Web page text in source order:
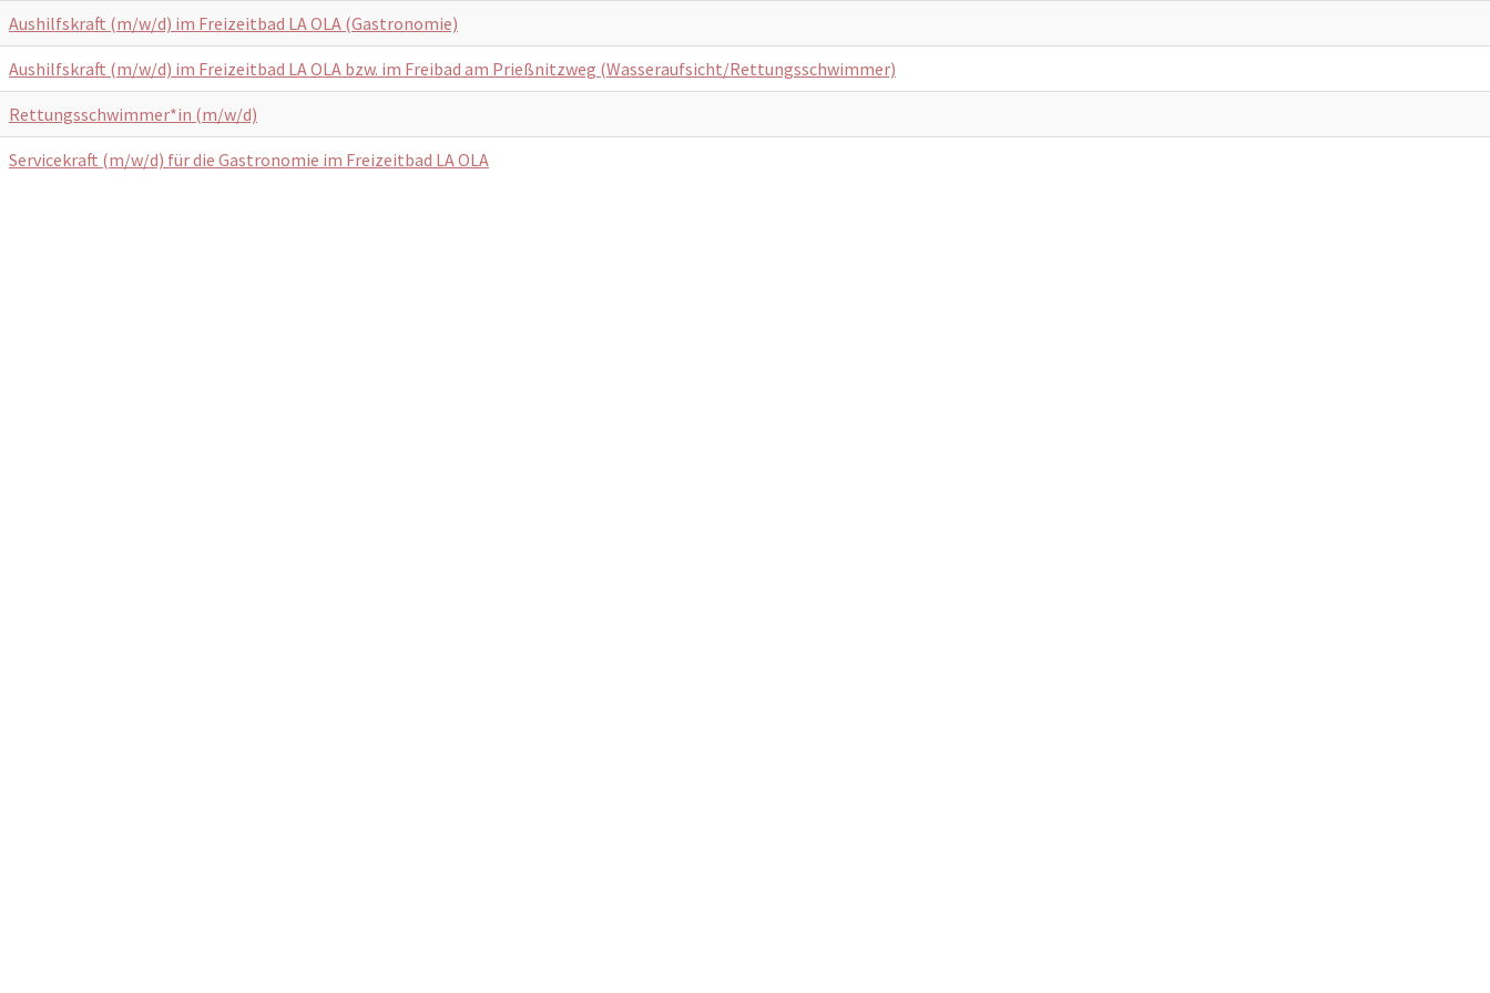
Aushilfskraft (m/w/d) im Freizeitbad LA OLA (Gastronomie)
Aushilfskraft (m/w/d) im Freizeitbad LA OLA bzw. im Freibad am Prießnitzweg (Wasseraufsicht/Rettungsschwimmer)
Rettungsschwimmer*in (m/w/d)
Servicekraft (m/w/d) für die Gastronomie im Freizeitbad LA OLA